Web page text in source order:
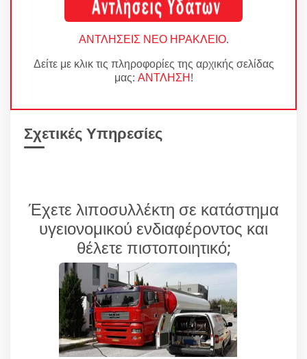
ΑΝΤΛΗΣΕΙΣ ΝΕΟ ΗΡΑΚΛΕΙΟ.
Δείτε με κλικ τις πληροφορίες της αρχικής σελίδας
μας: ΑΝΤΛΗΣΗ!
Σχετικές Υπηρεσίες
Έχετε λιποσυλλέκτη σε κατάστημα
υγειονομικού ενδιαφέροντος και
θέλετε πιστοποιητικό;